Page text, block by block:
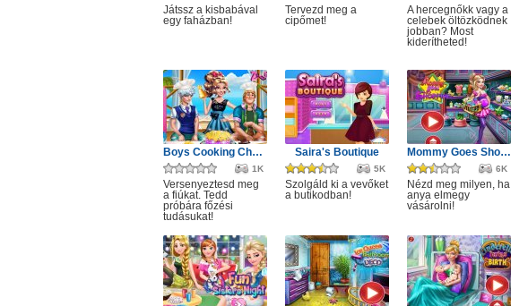
Játssz a kisbabával
egy faházban!
Tervezd meg a
cipőmet!
A hercegnőkk vagy a
celebek öltözködnek
jobban? Most
kiderítheted!
Boys Cooking Challenge
1K
Versenyeztesd meg
a fiúkat. Tedd
próbára főzési
tudásukat!
Saira's Boutique
5K
Szolgáld ki a vevőket
a butikodban!
Mommy Goes Shopping
6K
Nézd meg milyen, ha
anya elmegy
vásárolni!